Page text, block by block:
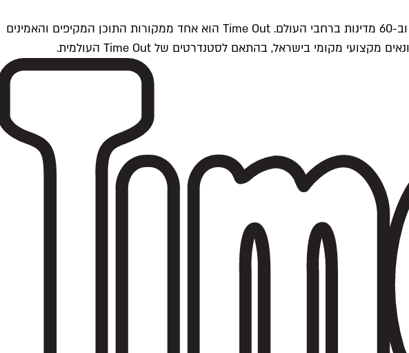
Time Outתל אביב הוא חלק מרשת Time Out Global — רשת מדיה בינלאומית הפועלת ב-360 ערים מרכזיות וב-60 מדינות ברחבי העולם. Time Out הוא אחד ממקורות התוכן המקיפים והאמינים